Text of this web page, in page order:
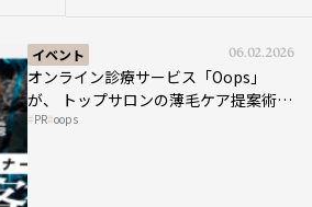
イベント 06.02.2026
オンライン診療サービス「Oops」
が、 トップサロンの薄毛ケア提案術を
HAIRCAMPで公開！
PR oops